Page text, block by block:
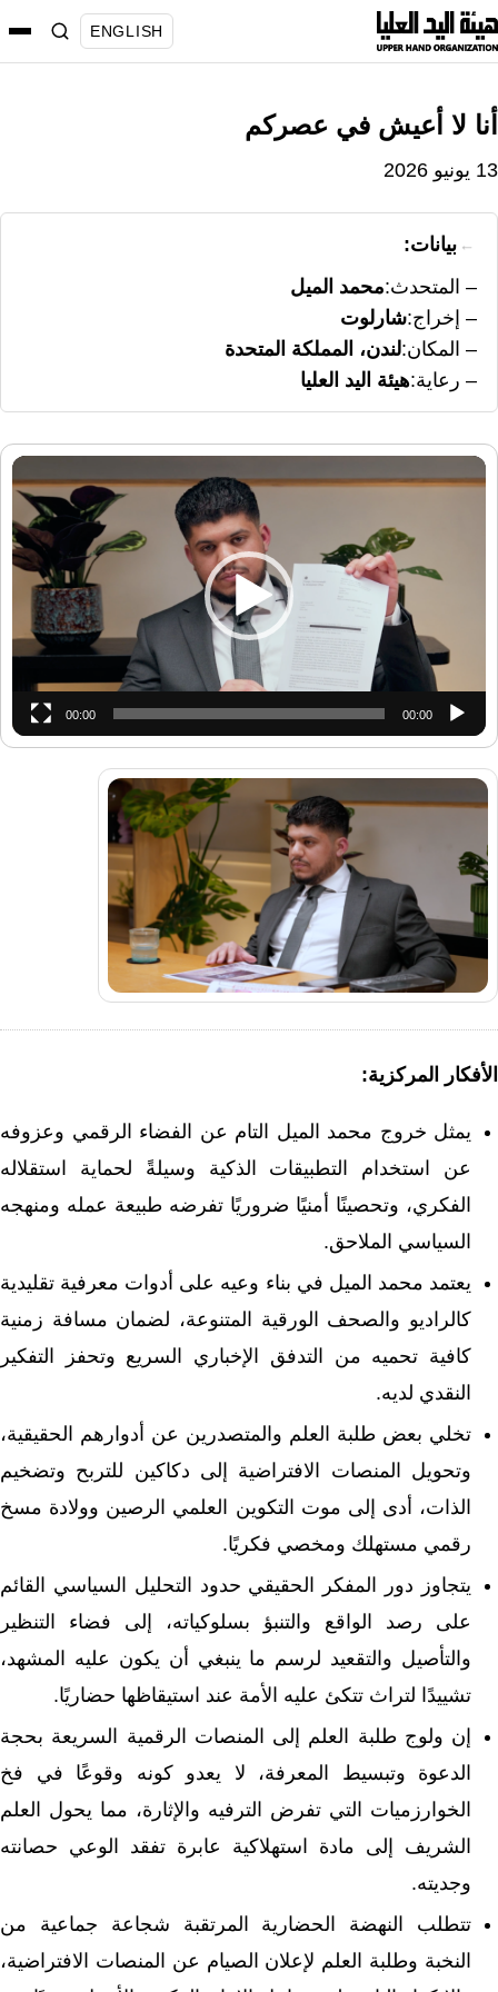
انتقل
إلى
ENGLISH
أنا لا أعيش في عصركم
13 يونيو 2026
بيانات:
المتحدث محمد الميل
إخراج شارلوت
المكان لندن، المملكة المتحدة
رعاية هيئة اليد العليا
مشغل
الفيديو
00:00
00:00
الأفكار المركزية:
يمثل خروج محمد الميل التام عن الفضاء الرقمي وعزوفه
عن استخدام التطبيقات الذكية وسيلةً لحماية استقلاله
الفكري، وتحصينًا أمنيًا ضروريًا تفرضه طبيعة عمله ومنهجه
السياسي الملاحق.
يعتمد محمد الميل في بناء وعيه على أدوات معرفية تقليدية
كالراديو والصحف الورقية المتنوعة، لضمان مسافة زمنية
كافية تحميه من التدفق الإخباري السريع وتحفز التفكير
النقدي لديه.
تخلي بعض طلبة العلم والمتصدرين عن أدوارهم الحقيقية،
وتحويل المنصات الافتراضية إلى دكاكين للتربح وتضخيم
الذات، أدى إلى موت التكوين العلمي الرصين وولادة مسخ
رقمي مستهلك ومخصي فكريًا.
يتجاوز دور المفكر الحقيقي حدود التحليل السياسي القائم
على رصد الواقع والتنبؤ بسلوكياته، إلى فضاء التنظير
والتأصيل والتقعيد لرسم ما ينبغي أن يكون عليه المشهد،
تشييدًا لتراث تتكئ عليه الأمة عند استيقاظها حضاريًا.
إن ولوج طلبة العلم إلى المنصات الرقمية السريعة بحجة
الدعوة وتبسيط المعرفة، لا يعدو كونه وقوعًا في فخ
الخوارزميات التي تفرض الترفيه والإثارة، مما يحول العلم
الشريف إلى مادة استهلاكية عابرة تفقد الوعي حصانته
وجديته.
تتطلب النهضة الحضارية المرتقبة شجاعة جماعية من
النخبة وطلبة العلم لإعلان الصيام عن المنصات الافتراضية،